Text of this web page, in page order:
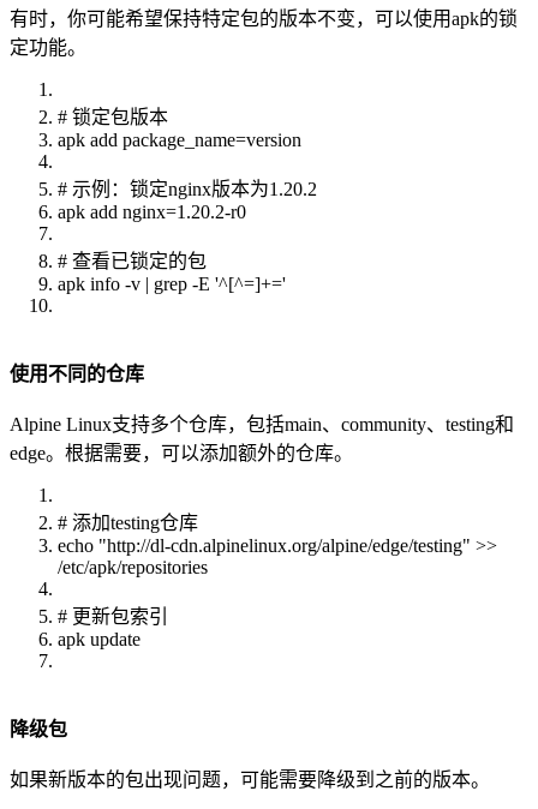
有时，你可能希望保持特定包的版本不变，可以使用apk的锁
定功能。
# 锁定包版本
apk add package_name=version
# 示例：锁定nginx版本为1.20.2
apk add nginx=1.20.2-r0
# 查看已锁定的包
apk info -v | grep -E '^[^=]+='
使用不同的仓库
Alpine Linux支持多个仓库，包括main、community、testing和
edge。根据需要，可以添加额外的仓库。
# 添加testing仓库
echo "http://dl-cdn.alpinelinux.org/alpine/edge/testing" >>
/etc/apk/repositories
# 更新包索引
apk update
降级包
如果新版本的包出现问题，可能需要降级到之前的版本。